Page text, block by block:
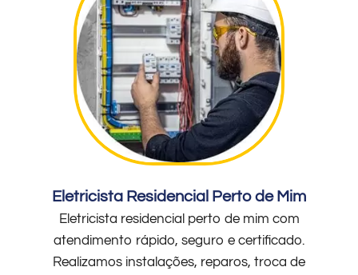
Eletricista Residencial Perto de Mim
Eletricista residencial perto de mim com
atendimento rápido, seguro e certificado.
Realizamos instalações, reparos, troca de